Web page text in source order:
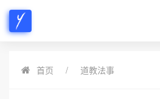
首页 道教法事